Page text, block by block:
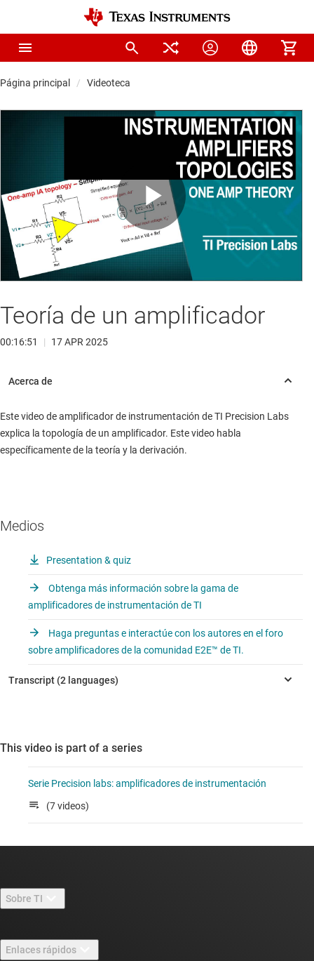
Página principal Videoteca
Play
Video
Teoría de un amplificador
00:16:51 | 17 APR 2025
Este video de amplificador de instrumentación de TI Precision Labs
explica la topología de un amplificador. Este video habla
específicamente de la teoría y la derivación.
Medios
Presentation & quiz
Obtenga más información sobre la gama de
amplificadores de instrumentación de TI
Haga preguntas e interactúe con los autores en el foro
sobre amplificadores de la comunidad E2E™ de TI.
This video is part of a series
Serie Precision labs: amplificadores de instrumentación
(7 videos)
Sobre TI
Enlaces rápidos